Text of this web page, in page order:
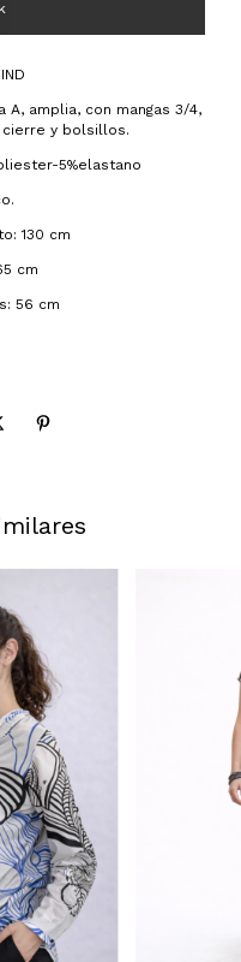
A, amplia, con mangas 3/4,
cierre y bolsillos.
5%elastano
130 cm
cm
56 cm